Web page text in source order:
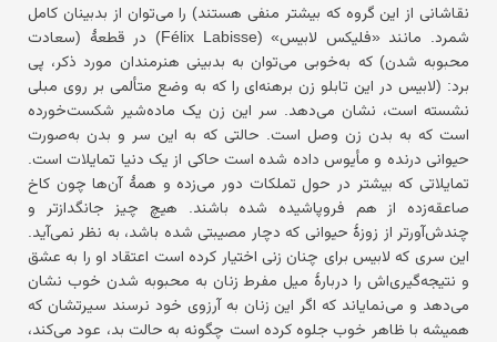
نقاشانی از این گروه که بیشتر منفی هستند) را می‌توان از بدبینان کامل
شمرد. مانند «فلیکس لابیس» (Félix Labisse) در قطعهٔ (سعادت
محبوبه شدن) که به‌خوبی می‌توان به بدبینی هنرمندان مورد ذکر، پی
برد: (لابیس در این تابلو زن برهنه‌ای را که به وضع متألمی بر روی مبلی
نشسته است، نشان می‌دهد. سر این زن یک ماده‌شیر شکست‌خورده
است که به بدن زن وصل است. حالتی که به این سر و بدن به‌صورت
حیوانی درنده و مأیوس داده شده است حاکی از یک دنیا تمایلات است.
تمایلاتی که بیشتر در حول تملکات دور می‌زده و همهٔ آن‌ها چون کاخ
صاعقه‌زده از هم فروپاشیده شده باشند. هیچ چیز جانگدازتر و
چندش‌آورتر از زوزهٔ حیوانی که دچار مصیبتی شده باشد، به نظر نمی‌آید.
این سری که لابیس برای چنان زنی اختیار کرده است اعتقاد او را به عشق
و نتیجه‌گیری‌اش را دربارهٔ میل مفرط زنان به محبوبه شدن خوب نشان
می‌دهد و می‌نمایاند که اگر این زنان به آرزوی خود نرسند سیرتشان که
همیشه با ظاهر خوب جلوه کرده است چگونه به حالت بد، عود می‌کند،